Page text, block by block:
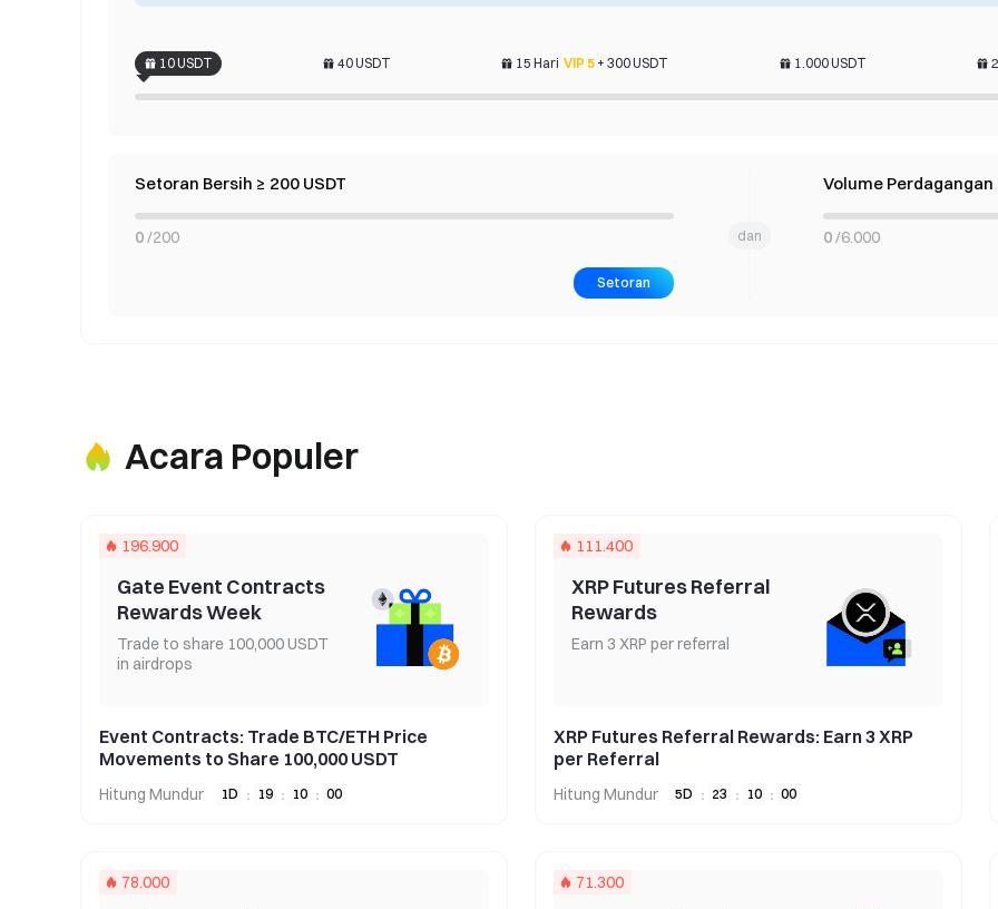
CFD Stellar
Invite friends to share
10USDT 40USDT 15 Hari VIP5 +300USDT 1.000USDT
Setoran Bersih ≥ 200 USDT
0/200
Setoran
dan
Volume Perdagangan
0/6.000
Acara Populer
196.900
Gate Event Contracts
Rewards Week
Trade to share 100,000 USDT
in airdrops
Event Contracts: Trade BTC/ETH Price
Movements to Share 100,000 USDT
Hitung Mundur 1D : 19 : 10 : 00
111.400
XRP Futures Referral
Rewards
Earn 3 XRP per referral
XRP Futures Referral Rewards: Earn 3 XRP
per Referral
Hitung Mundur 5D : 23 : 10 : 00
78.000 71.300